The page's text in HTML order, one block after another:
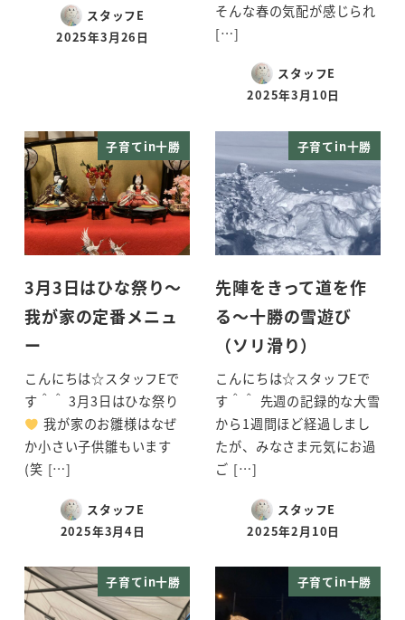
スタッフE
投稿日
2025年3月26日
そんな春の気配が感じられ
[…]
スタッフE
投稿日
2025年3月10日
子育てin十勝
3月3日はひな祭り～
我が家の定番メニュ
ー
こんにちは☆スタッフEで
す＾＾ 3月3日はひな祭り
我が家のお雛様はなぜ
か小さい子供雛もいます
(笑 […]
スタッフE
投稿日
2025年3月4日
子育てin十勝
先陣をきって道を作
る～十勝の雪遊び
（ソリ滑り）
こんにちは☆スタッフEで
す＾＾ 先週の記録的な大雪
から1週間ほど経過しまし
たが、みなさま元気にお過
ご […]
スタッフE
投稿日
2025年2月10日
子育てin十勝 子育てin十勝